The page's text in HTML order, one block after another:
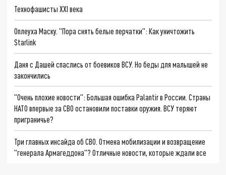
Технофашисты XXI века
Оплеуха Маску. "Пора снять белые перчатки": Как уничтожить
Starlink
Даня с Дашей спаслись от боевиков ВСУ. Но беды для малышей не
закончились
"Очень плохие новости": Большая ошибка Palantir в России. Страны
НАТО впервые за СВО остановили поставки оружия. ВСУ теряют
приграничье?
Три главных инсайда об СВО. Отмена мобилизации и возвращение
"генерала Армагеддона"? Отличные новости, которые ждали все